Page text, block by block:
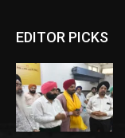
EDITOR PICKS